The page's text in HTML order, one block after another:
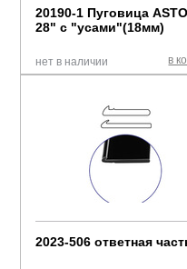
20190-1 Пуговица
28" с "усами"(18мм)
в
нет в наличии
2023-506 ответная